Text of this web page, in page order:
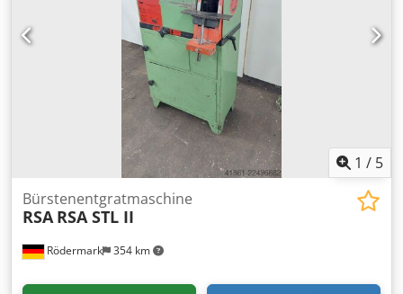
1 / 5
Rödermark 354 km
Bürstenentgratmaschine
RSA RSA STL II